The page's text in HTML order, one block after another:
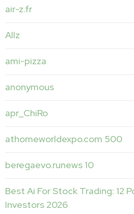
air-z.fr
Allz
ami-pizza
anonymous
apr_ChiRo
athomeworldexpo.com 500
beregaevo.runews 10
Best Ai For Stock Trading: 12
Investors 2026